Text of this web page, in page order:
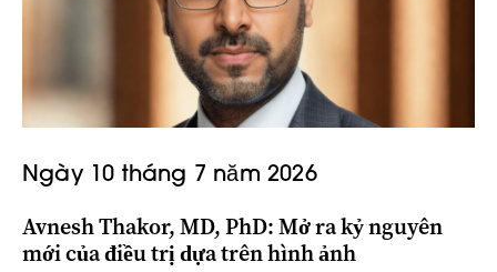
Ngày 10 tháng 7 năm 2026
Avnesh Thakor, MD, PhD: Mở ra kỷ nguyên
mới của điều trị dựa trên hình ảnh